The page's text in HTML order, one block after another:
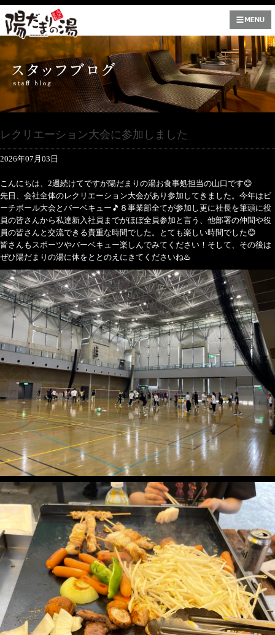
レクリエーション大会に参加しました
2026年07月03日
こんにちは、2週続けてですが陽だまりの湯お食事処担当の山口です😊
先日、会社全体のレクリエーション大会があり参加してきました。今年はビ
ーチボール大会とバーベキュー🎵８事業部全てが参加し更に社長を筆頭に役
員の皆さんから私達新入社員までがほぼ全員参加と言う、他部署の仲間や役
員の皆さんと交流できる貴重な時間でした。とても楽しい時間でした😊
皆さんもスポーツやバーベキュー楽しんでみてください！そして、その後は
ぜひ陽だまりの湯に体をととのえにきてくださいね♨️